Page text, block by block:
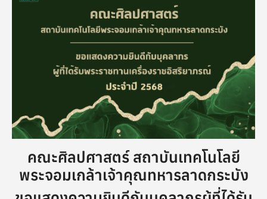
คณะศิลปศาสตร์ สถาบันเทคโนโลยี
พระจอมเกล้าเจ้าคุณทหารลาดกระบัง